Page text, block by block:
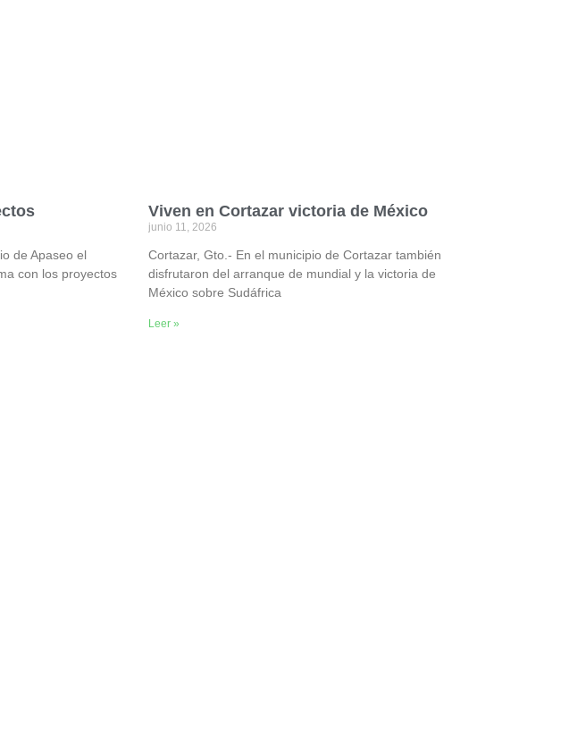
de Apaseo el
con los proyectos
Viven en Cortazar victoria de México
junio 11, 2026
Cortazar, Gto.- En el municipio de Cortazar también
disfrutaron del arranque de mundial y la victoria de
México sobre Sudáfrica
Leer »